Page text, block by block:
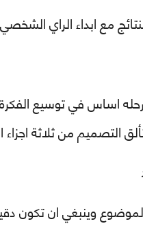
مع ابداء الراي الشخصي
اساس في توسيع
التصميم من ثلاثة
وينبغي ان تكون